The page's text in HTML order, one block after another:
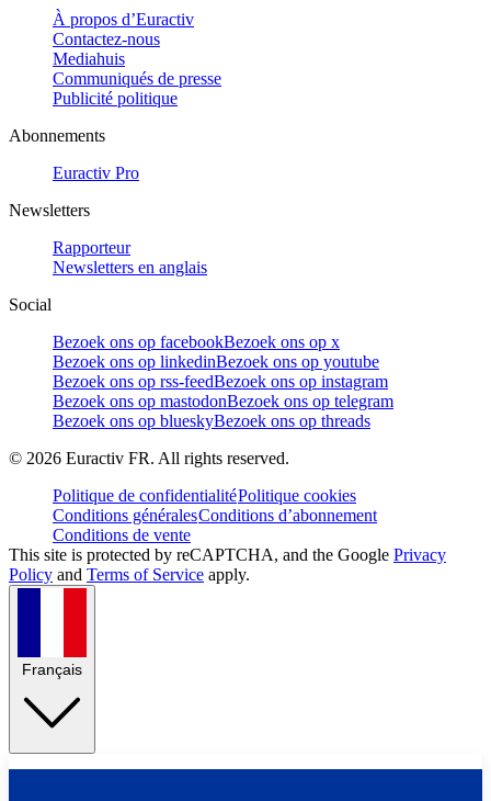
À propos d’Euractiv
Contactez-nous
Mediahuis
Communiqués de presse
Publicité politique
Abonnements
Euractiv Pro
Newsletters
Rapporteur
Newsletters en anglais
Social
Bezoek ons op facebookBezoek ons op x
Bezoek ons op linkedinBezoek ons op youtube
Bezoek ons op rss-feedBezoek ons op instagram
Bezoek ons op mastodonBezoek ons op telegram
Bezoek ons op blueskyBezoek ons op threads
© 2026 Euractiv FR. All rights reserved.
Politique de confidentialitéPolitique cookies
Conditions généralesConditions d’abonnement
Conditions de vente
This site is protected by reCAPTCHA, and the Google Privacy
Policy and Terms of Service apply.
Français